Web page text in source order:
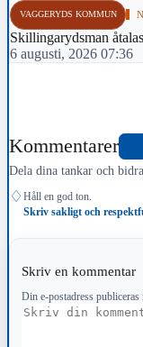
VAGGERYDS KOMMUN
Skillingarydsman
6 augusti, 2026 07:36
Kommentarer
Dela dina tankar och
♢ Håll en god ton.
Skriv sakligt och
Skriv en kommentar
Din e-postadress publiceras
Kommentar